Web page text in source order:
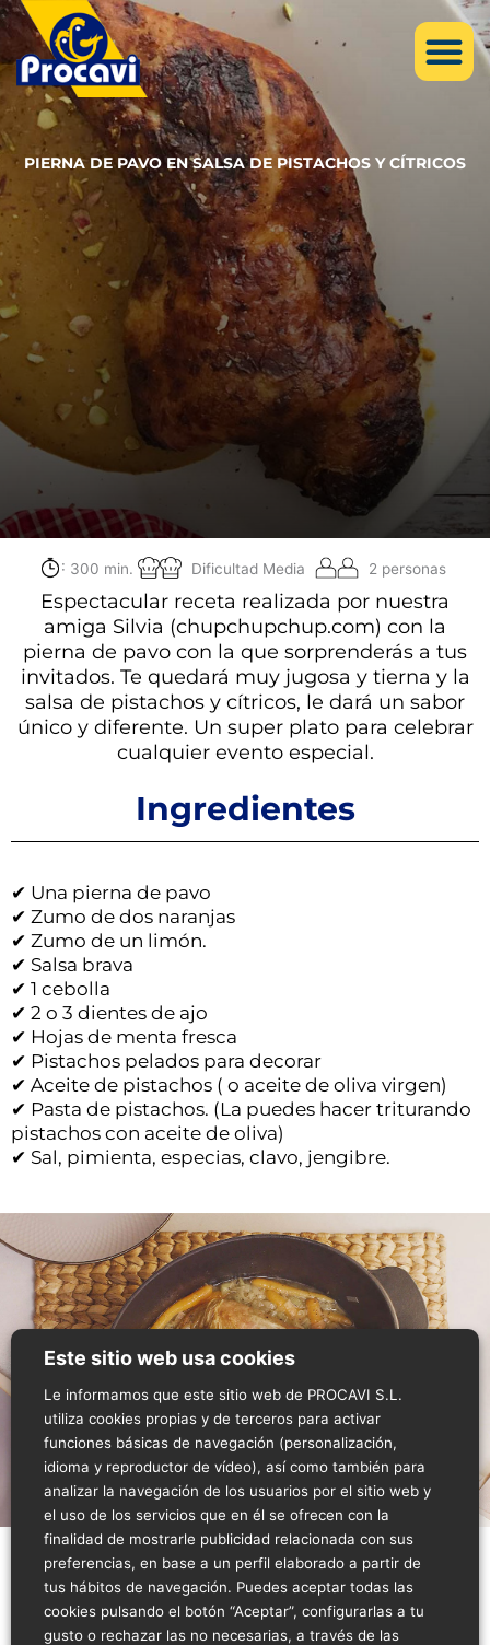
PIERNA DE PAVO EN SALSA DE PISTACHOS Y CÍTRICOS
: 300 min. Dificultad Media 2 personas
Espectacular receta realizada por nuestra
amiga Silvia (chupchupchup.com) con la
pierna de pavo con la que sorprenderás a tus
invitados. Te quedará muy jugosa y tierna y la
salsa de pistachos y cítricos, le dará un sabor
único y diferente. Un super plato para celebrar
cualquier evento especial.
Ingredientes
✔ Una pierna de pavo
✔ Zumo de dos naranjas
✔ Zumo de un limón.
✔ Salsa brava
✔ 1 cebolla
✔ 2 o 3 dientes de ajo
✔ Hojas de menta fresca
✔ Pistachos pelados para decorar
✔ Aceite de pistachos ( o aceite de oliva virgen)
✔ Pasta de pistachos. (La puedes hacer triturando
pistachos con aceite de oliva)
✔ Sal, pimienta, especias, clavo, jengibre.
Preparación
Este sitio web usa cookies
Le informamos que este sitio web de PROCAVI S.L.
utiliza cookies propias y de terceros para activar
funciones básicas de navegación (personalización,
idioma y reproductor de vídeo), así como también para
analizar la navegación de los usuarios por el sitio web y
el uso de los servicios que en él se ofrecen con la
finalidad de mostrarle publicidad relacionada con sus
preferencias, en base a un perfil elaborado a partir de
tus hábitos de navegación. Puedes aceptar todas las
cookies pulsando el botón “Aceptar”, configurarlas a tu
gusto o rechazar las no necesarias, a través de las